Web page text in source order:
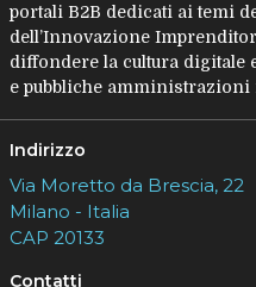
portali B2B dedicati ai temi
dell’Innovazione
diffondere la cultura digitale
e pubbliche amministrazioni
Indirizzo
Via Moretto da Brescia, 22
Milano - Italia
CAP 20133
Contatti